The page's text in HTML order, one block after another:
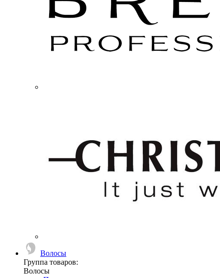
Волосы
Группа товаров:
Волосы